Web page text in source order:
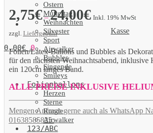
Kasse
0,00€ 0
Ostern
Muttertag
Weihnachten
Silvester
Sport
Airwalker
Bubbles
Singende
Smileys
Folienballons
Herzen
Sterne
Runde
Airwalker
123/ABC
2,75€–24,00€ Inkl. 19% MwSt
zzgl. Liefergebühr
Folien/Latex-Ballons und Bubbles als
für den nächsten Weihnachtsabend,
ein 120cm langes Band.
ALLE PREISE INKLUSIVE
Mengen Anfrage gerne auch als WhatsApp
01638585825.